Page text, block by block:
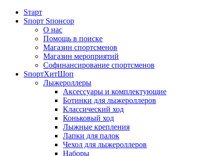
Sтарт
Sпорт Sпонсор
О нас
Помощь в поиске
Магазин спортсменов
Магазин мероприятий
Софинансирование спортсменов
SпортХитШоп
Лыжероллеры
Аксессуары и комплектующие
Ботинки для лыжероллеров
Классический ход
Коньковый ход
Лыжные крепления
Лапки для палок
Чехол для лыжероллеров
Наборы